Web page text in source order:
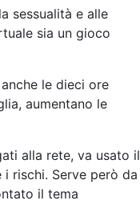
sessualità e alle
sia un gioco
le dieci ore
aumentano le
alla rete, va usato il
rischi. Serve però da
il tema